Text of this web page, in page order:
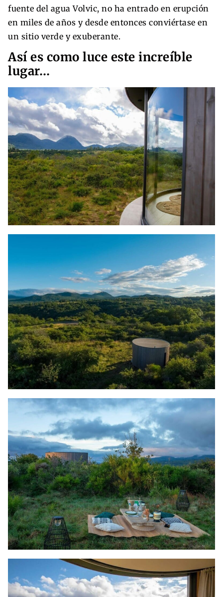
fuente del agua Volvic, no ha entrado en erupción
en miles de años y desde entonces conviértase en
un sitio verde y exuberante.
Así es como luce este increíble
lugar…